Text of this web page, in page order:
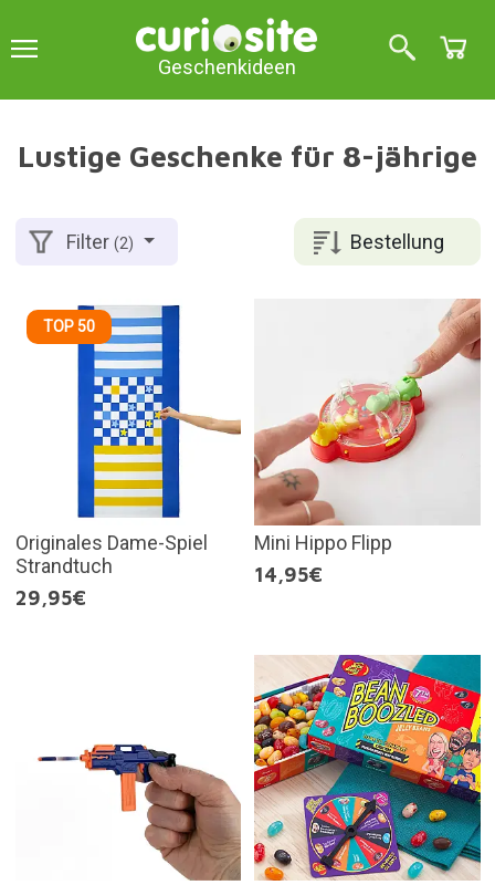
Geschenkideen
Lustige Geschenke für 8-jährige
Bestellung
Filter(2)
TOP 50
Originales Dame-Spiel
Strandtuch
29,95€
Mini Hippo Flipp
14,95€